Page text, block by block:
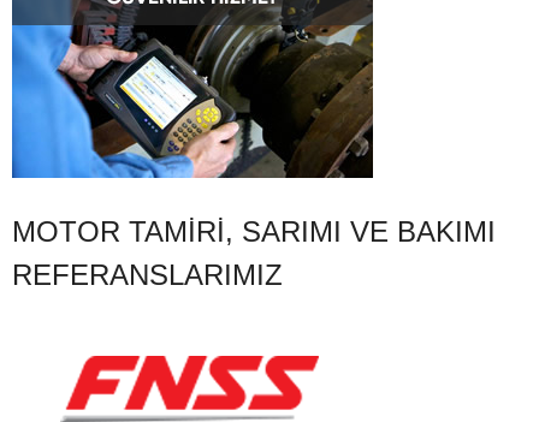
MOTOR TAMIRI, SARIMI VE BAKIMI
REFERANSLARIMIZ